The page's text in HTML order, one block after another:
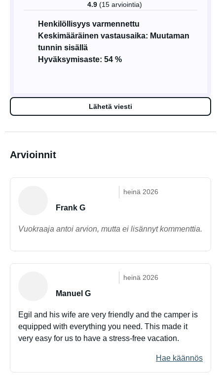
4.9 (15 arviointia)
Henkilöllisyys varmennettu
Keskimääräinen vastausaika: Muutaman
tunnin sisällä
Hyväksymisaste: 54 %
Lähetä viesti
Arvioinnit
heinä 2026
Frank G
Vuokraaja antoi arvion, mutta ei lisännyt kommenttia.
heinä 2026
Manuel G
Egil and his wife are very friendly and the camper is
equipped with everything you need. This made it
very easy for us to have a stress-free vacation.
Hae käännös